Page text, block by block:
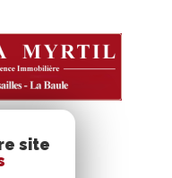
site